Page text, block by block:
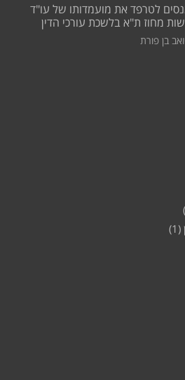
לטרפד את מועמדותו של עו"ד
מחוז ת"א בלשכת עורכי הדין
יואב בן פורת
(1)